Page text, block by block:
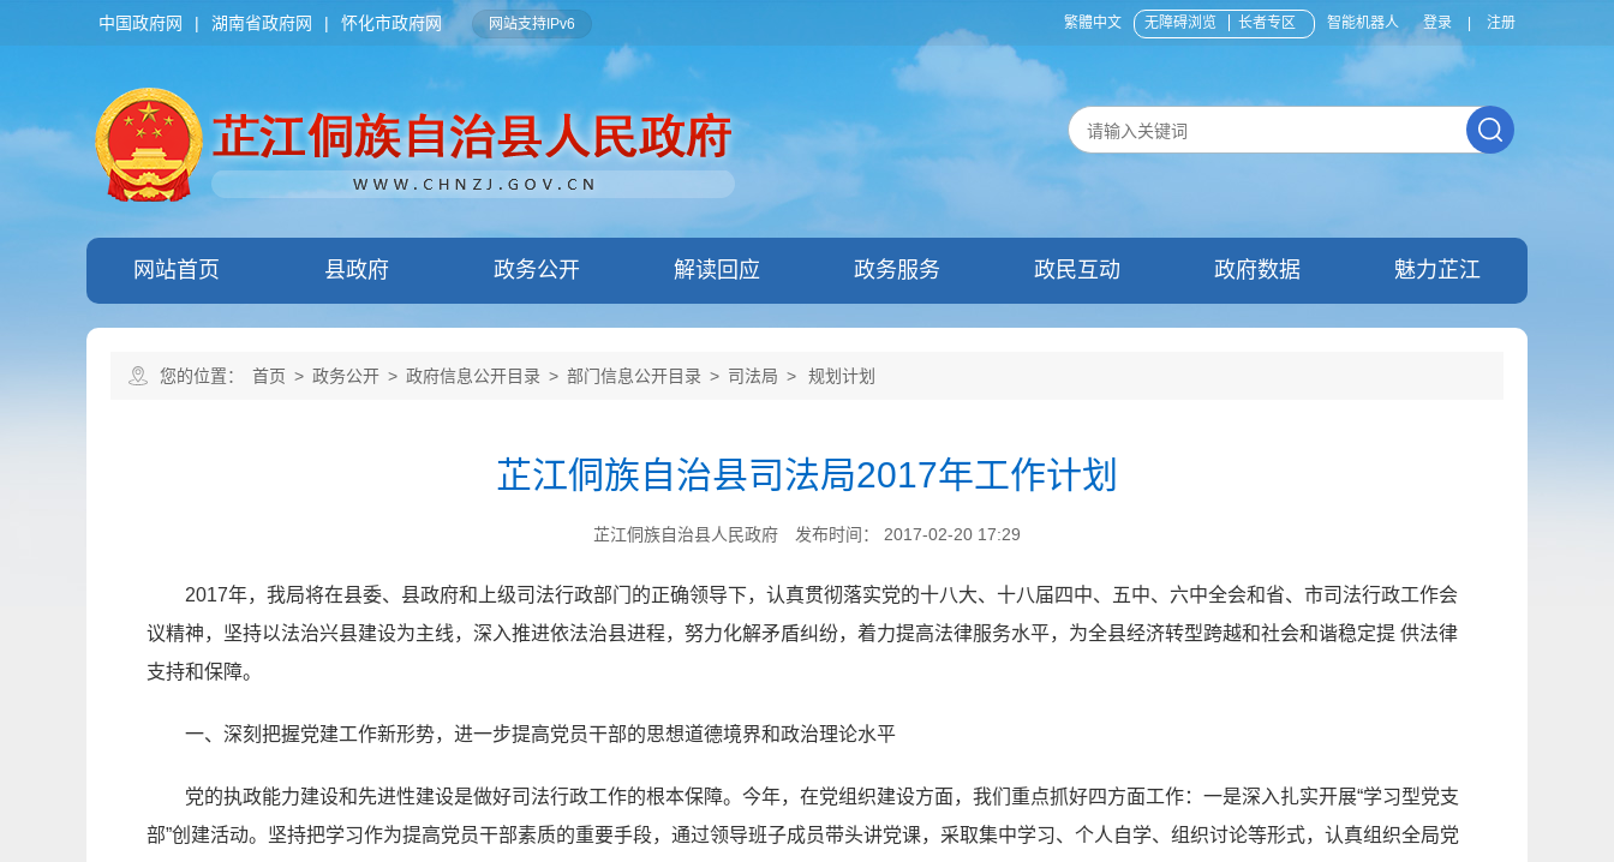
繁體中文 无障碍浏览 长者专区 智能机器人 登录 注册
中国政府网 | 湖南省政府网 | 怀化市政府网 网站支持IPv6
网站首页 县政府 政务公开 解读回应 政务服务 政民互动 政府数据 魅力芷江
您的位置： 首页 > 政务公开 > 政府信息公开目录 > 部门信息公开目录 > 司法局 > 规划计划
芷江侗族自治县司法局2017年工作计划
芷江侗族自治县人民政府 发布时间： 2017-02-20 17:29
2017年，我局将在县委、县政府和上级司法行政部门的正确领导下，认真贯彻落实党的十八大、十八届四中、五中、六中全会和省、市司法行政工作会
议精神，坚持以法治兴县建设为主线，深入推进依法治县进程，努力化解矛盾纠纷，着力提高法律服务水平，为全县经济转型跨越和社会和谐稳定提 供法律
支持和保障。
一、深刻把握党建工作新形势，进一步提高党员干部的思想道德境界和政治理论水平
党的执政能力建设和先进性建设是做好司法行政工作的根本保障。今年，在党组织建设方面，我们重点抓好四方面工作：一是深入扎实开展“学习型党支
部”创建活动。坚持把学习作为提高党员干部素质的重要手段，通过领导班子成员带头讲党课，采取集中学习、个人自学、组织讨论等形式，认真组织全局党